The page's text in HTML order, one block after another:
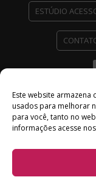
Este website armazena
usados ​​para melhorar
para você, tanto no
informações acesse
ESTÚDIO
Copyright 2026